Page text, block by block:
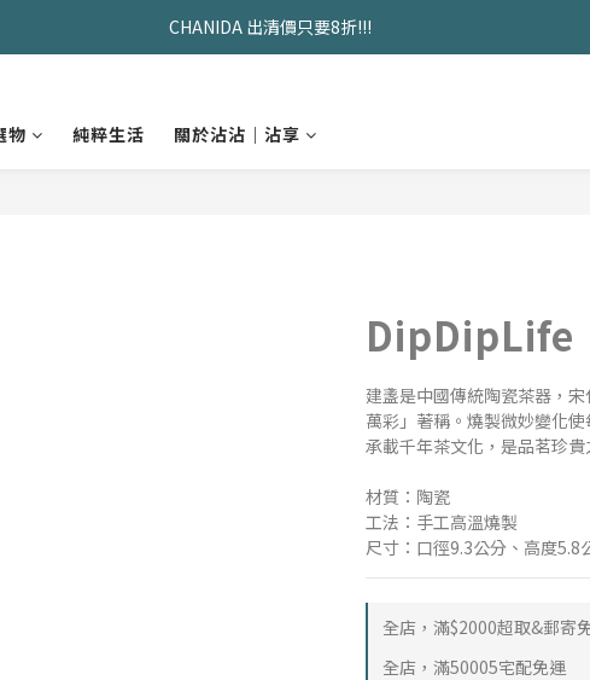
久坐神器>>坐&靠墊組合只要$1488
CHANIDA 出清價只要8折!!!
物
純粹生活 關於沾沾｜沾享
DipDipLife
建盞是中國傳統陶瓷茶器，
萬彩」著稱。燒製微妙變化
承載千年茶文化，是品茗珍貴
材質：陶瓷
工法：手工高溫燒製
尺寸：口徑9.3公分、高度5.8
全店，滿$2000超取&郵寄
全店，滿50005宅配免運